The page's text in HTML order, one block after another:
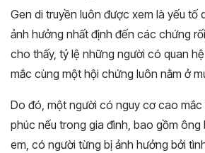
Gen di truyền luôn được xem là yếu tố
ảnh hưởng nhất định đến các chứng
cho thấy, tỷ lệ những người có quan
mắc cùng một hội chứng luôn nằm ở
Do đó, một người có nguy cơ cao
phúc nếu trong gia đình, bao gồm
em, có người từng bị ảnh hưởng bởi